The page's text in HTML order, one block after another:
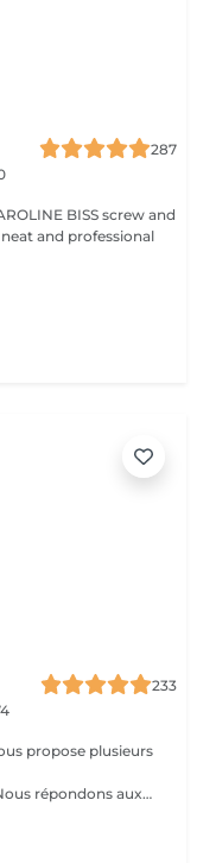
287
BISS screw and
233
propose plusieurs
répondons aux